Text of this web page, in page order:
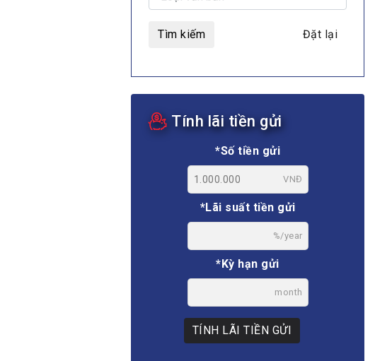
Tìm kiếm Đặt lại
Tính lãi tiền gửi
*Số tiền gửi
VNĐ
*Lãi suất tiền gửi
%/year
*Kỳ hạn gửi
month
TÍNH LÃI TIỀN GỬI